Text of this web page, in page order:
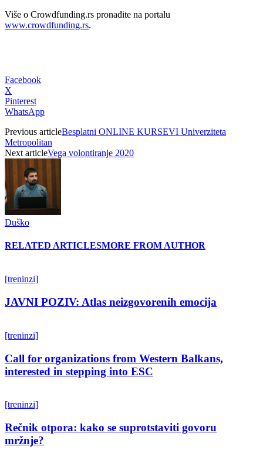
Više o Crowdfunding.rs pronađite na portalu
www.crowdfunding.rs.
Facebook
X
Pinterest
WhatsApp
Previous articleBesplatni ONLINE KURSEVI Univerziteta
Metropolitan
Next articleVega volontiranje 2020
Duško
RELATED ARTICLESMORE FROM AUTHOR
[treninzi]
JAVNI POZIV: Atlas neizgovorenih emocija
[treninzi]
Call for organizations from Western Balkans,
interested in stepping into ESC
[treninzi]
Rečnik otpora: kako se suprotstaviti govoru
mržnje?